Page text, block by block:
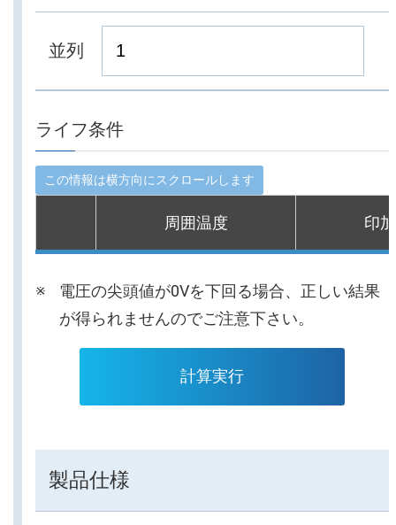
並列
ライフ条件
周囲温度 印
電圧の尖頭値が0Vを下回る場合、正しい結果
が得られませんのでご注意下さい。
計算実行
製品仕様